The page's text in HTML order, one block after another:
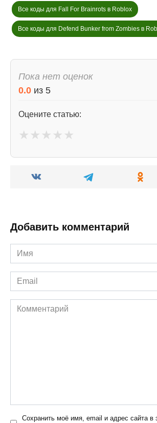
Все коды для Fall For Brainrots в Roblox
Все коды для Defend Bunker from Zombies в
Пока нет оценок
0.0 из 5
Оцените статью:
★ ★ ★ ★ ★
Добавить комментарий
Имя
*
Email
*
Комментарий
Сохранить моё имя, email и адрес сайта в